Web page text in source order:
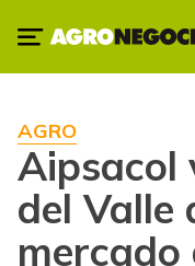
AGRO
Aipsacol
del Valle
mercado